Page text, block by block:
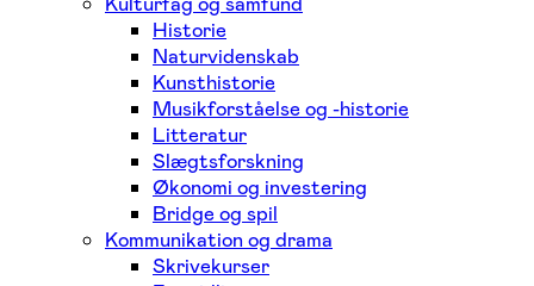
Historie
Naturvidenskab
Kunsthistorie
Musikforståelse og -historie
Litteratur
Slægtsforskning
Økonomi og investering
Bridge og spil
Kommunikation og drama
Skrivekurser